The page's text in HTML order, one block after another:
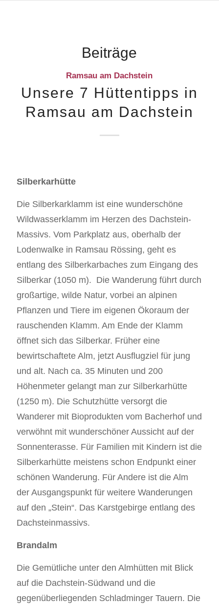
Beiträge
Ramsau am Dachstein
Unsere 7 Hüttentipps in
Ramsau am Dachstein
Silberkarhütte
Die Silberkarklamm ist eine wunderschöne
Wildwasserklamm im Herzen des Dachstein-
Massivs. Vom Parkplatz aus, oberhalb der
Lodenwalke in Ramsau Rössing, geht es
entlang des Silberkarbaches zum Eingang des
Silberkar (1050 m). Die Wanderung führt durch
großartige, wilde Natur, vorbei an alpinen
Pflanzen und Tiere im eigenen Ökoraum der
rauschenden Klamm. Am Ende der Klamm
öffnet sich das Silberkar. Früher eine
bewirtschaftete Alm, jetzt Ausflugziel für jung
und alt. Nach ca. 35 Minuten und 200
Höhenmeter gelangt man zur Silberkarhütte
(1250 m). Die Schutzhütte versorgt die
Wanderer mit Bioprodukten vom Bacherhof und
verwöhnt mit wunderschöner Aussicht auf der
Sonnenterasse. Für Familien mit Kindern ist die
Silberkarhütte meistens schon Endpunkt einer
schönen Wanderung. Für Andere ist die Alm
der Ausgangspunkt für weitere Wanderungen
auf den „Stein“. Das Karstgebirge entlang des
Dachsteinmassivs.
Brandalm
Die Gemütliche unter den Almhütten mit Blick
auf die Dachstein-Südwand und die
gegenüberliegenden Schladminger Tauern. Die